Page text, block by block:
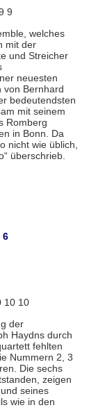
9
welches
mit der
und Streicher
neuesten
von Bernhard
bedeutendsten
mit seinem
Romberg
in Bonn. Da
nicht wie üblich,
überschrieb.
6
10 10
der
Haydns durch
fehlten
Nummern 2, 3
Die sechs
zeigen
seines
wie in den